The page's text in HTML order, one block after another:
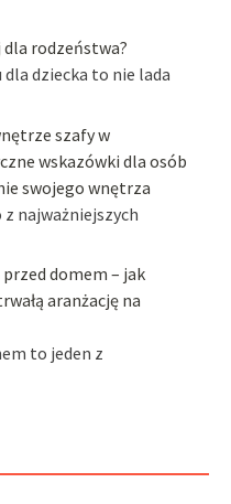
rodzeństwa?
dziecka to nie lada
szafy w
wskazówki dla osób
swojego wnętrza
najważniejszych
domem – jak
aranżację na
to jeden z